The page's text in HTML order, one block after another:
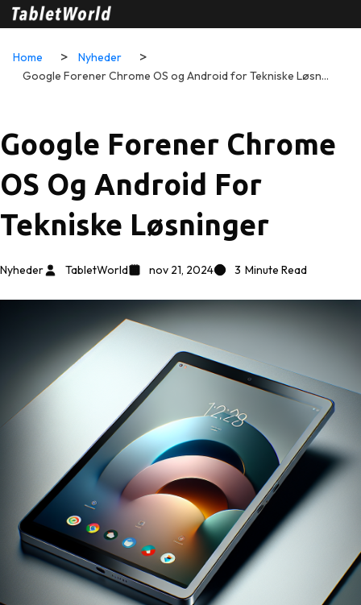
Home
Nyheder
Google Forener Chrome OS og Android for Tekniske Løsninger
Google Forener Chrome
OS Og Android For
Tekniske Løsninger
Nyheder TabletWorld nov 21, 2024 3 Minute Read